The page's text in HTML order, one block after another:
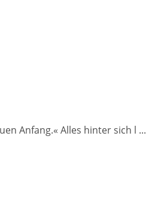
Anfang.« Alles hinter sich l ...